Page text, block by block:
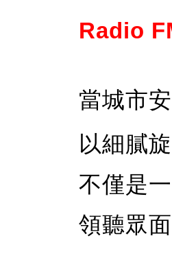
Radio
當城市
以細膩
不僅是
領聽眾